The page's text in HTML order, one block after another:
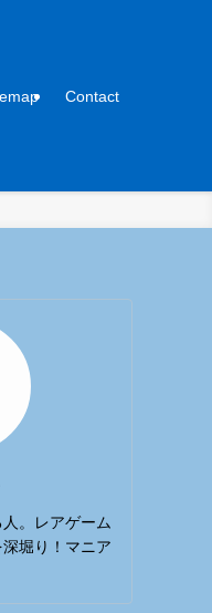
Contact
。レアゲーム
堀り！マニア